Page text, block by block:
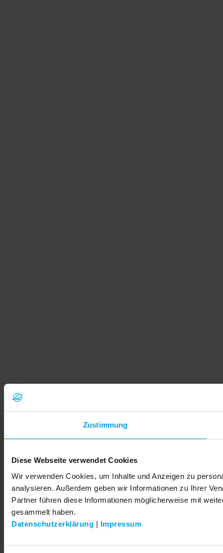
Zustimmung
Diese Webseite verwendet Cookies
Wir verwenden Cookies, um Inhalte und Anzeigen zu
analysieren. Außerdem geben wir Informationen zu Ihrer
Partner führen diese Informationen möglicherweise mit
gesammelt haben.
Datenschutzerklärung | Impressum